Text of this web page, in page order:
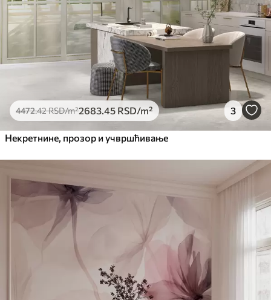
4472.42RSD/m²2683.45 RSD/m² 3
Некретнине, прозор и учвршћивање